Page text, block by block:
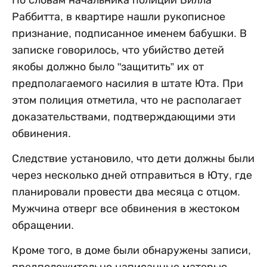
Раббитта, в квартире нашли рукописное
признание, подписанное именем бабушки. В
записке говорилось, что убийство детей
якобы должно было "защитить” их от
предполагаемого насилия в штате Юта. При
этом полиция отметила, что не располагает
доказательствами, подтверждающими эти
обвинения.
Следствие установило, что дети должны были
через несколько дней отправиться в Юту, где
планировали провести два месяца с отцом.
Мужчина отверг все обвинения в жестоком
обращении.
Кроме того, в доме были обнаружены записи,